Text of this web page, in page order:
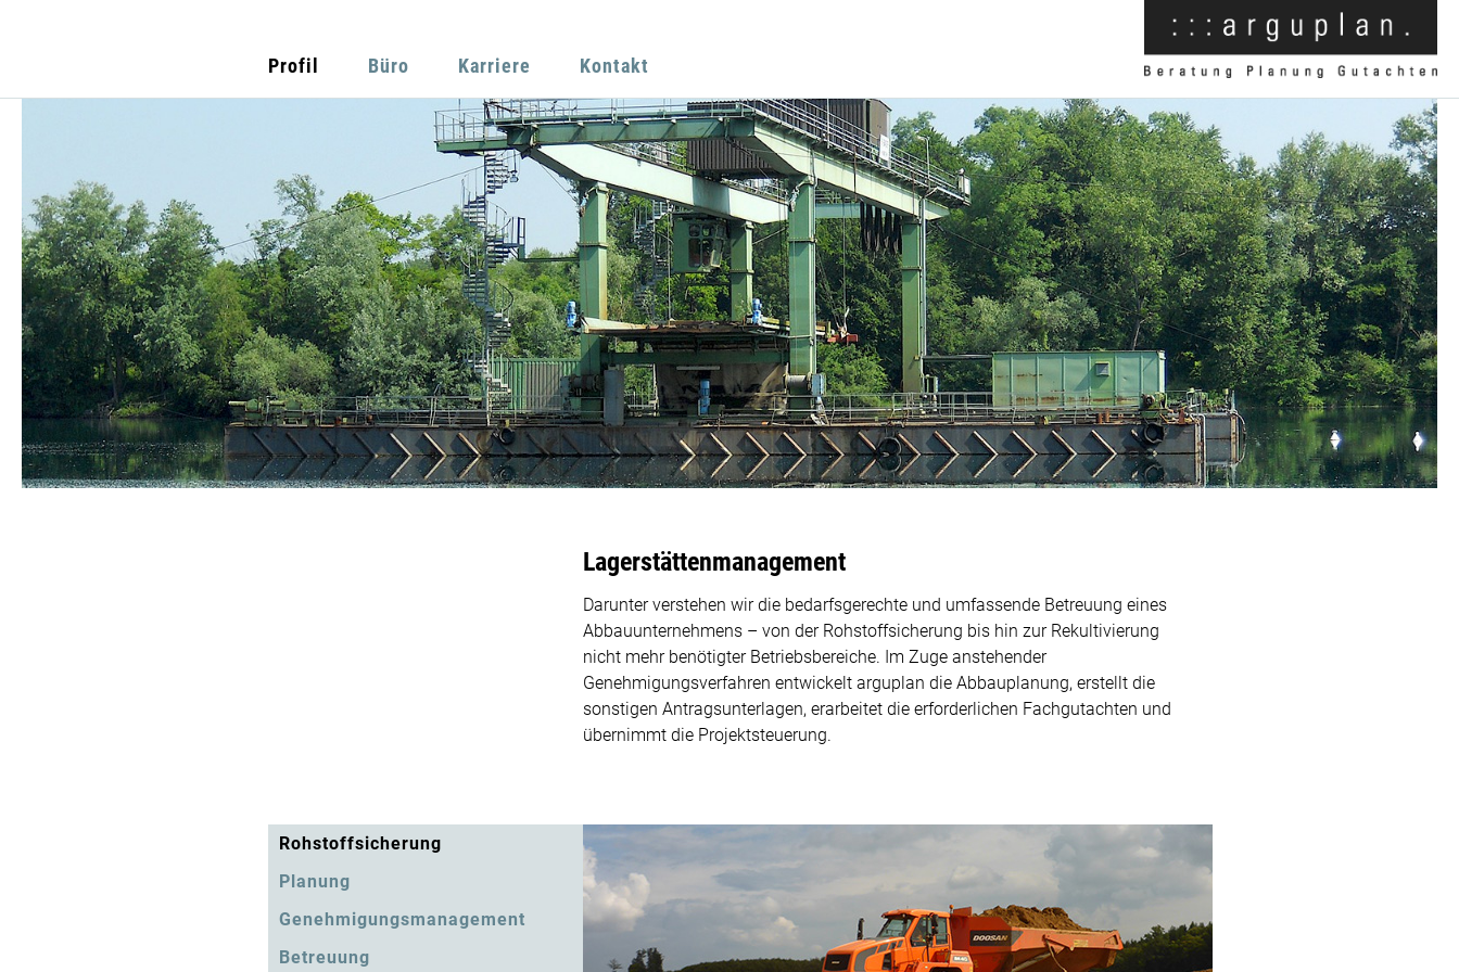
Profil Büro Karriere Kontakt
Lagerstättenmanagement
Darunter verstehen wir die bedarfsgerechte und umfassende Betreuung eines
Abbauunternehmens – von der Rohstoffsicherung bis hin zur Rekultivierung
nicht mehr benötigter Betriebsbereiche. Im Zuge anstehender
Genehmigungsverfahren entwickelt arguplan die Abbauplanung, erstellt die
sonstigen Antragsunterlagen, erarbeitet die erforderlichen Fachgutachten und
übernimmt die Projektsteuerung.
Rohstoffsicherung
Planung
Genehmigungsmanagement
Betreuung